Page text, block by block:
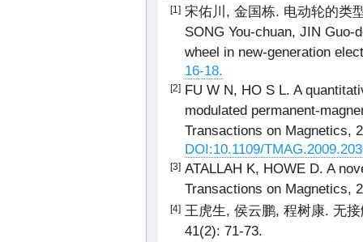
[1] 宋佑川, 金国栋. 电动轮的类
SONG You-chuan, JIN
wheel in new-generation
16-18.
[2] FU W N, HO S L. A
modulated permanent-
Transactions on Magnetics,
DOI:10.1109/
[3] ATALLAH K, HOWE D. A
Transactions on Magnetics,
[4] 王虎生, 侯云鹏, 程树康. 无
41(2): 71-73.